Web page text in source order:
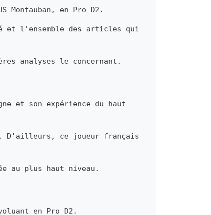
Montauban, en Pro D2.
et l'ensemble des articles qui
analyses le concernant.
et son expérience du haut
D'ailleurs, ce joueur français
au plus haut niveau.
en Pro D2.